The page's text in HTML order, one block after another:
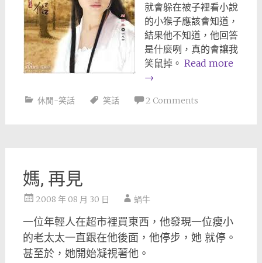
就會躲在被子裡看小說
的小猴子應該會知道，
結果他不知道，他回答
是什麼咧，真的會讓我
笑鼠掉。 Read more
→
休閒-笑話 笑話 2 Comments
媽, 再見
2008 年 08 月 30 日 蝸牛
一位年輕人在超市裡買東西，他發現一位瘦小
的老太太一直跟在他後面，他停步，她 就停。
甚至於，她開始凝視著他。